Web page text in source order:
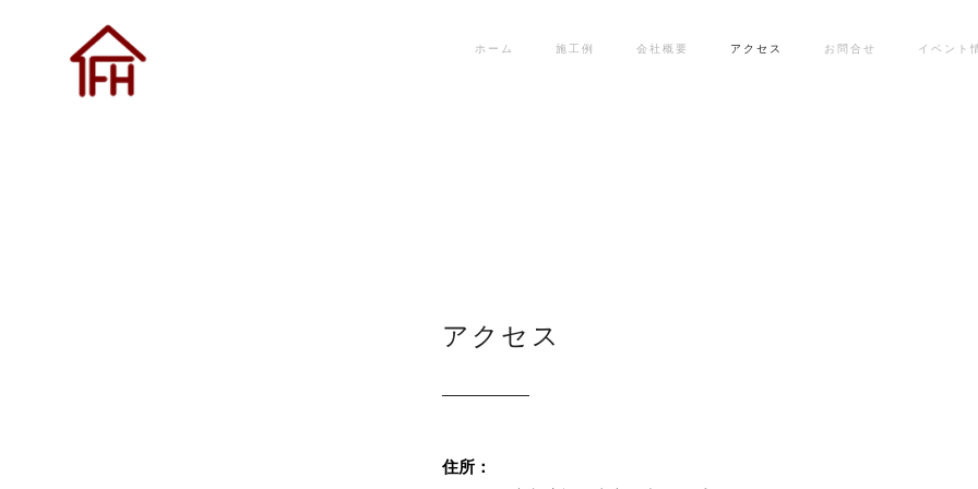
ホーム 施工例 会社概要 アクセス お問合せ イベント
アクセス
住所：